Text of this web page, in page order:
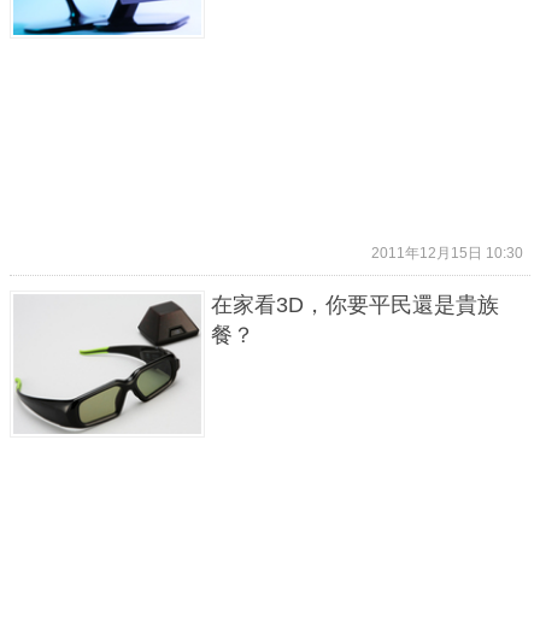
2011年12月15日 10:30
在家看3D，你要平民還是貴族
餐？